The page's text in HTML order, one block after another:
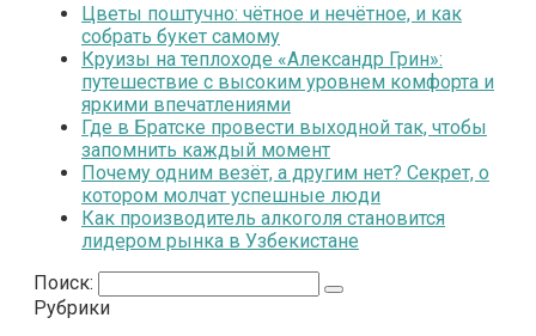
Цветы поштучно: чётное и нечётное, и как
собрать букет самому
Круизы на теплоходе «Александр Грин»:
путешествие с высоким уровнем комфорта и
яркими впечатлениями
Где в Братске провести выходной так, чтобы
запомнить каждый момент
Почему одним везёт, а другим нет? Секрет, о
котором молчат успешные люди
Как производитель алкоголя становится
лидером рынка в Узбекистане
Поиск:
Рубрики